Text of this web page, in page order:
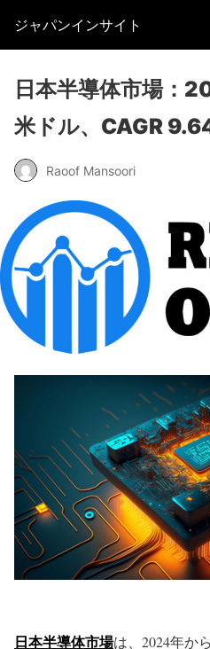
ジャパンインサイト
日本半導体市場：
米ドル、CAGR
Raoof Mansoori
日本半導体市場は、2024年か